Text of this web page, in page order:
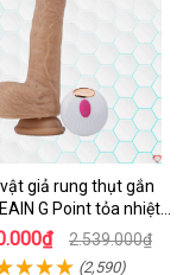
giả rung thụt gắn
G Point tỏa nhiệt
khiển từ xa2.539.000₫
(2,590)